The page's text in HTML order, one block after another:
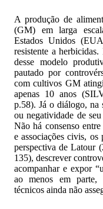
A produção de
(GM) em larga
Estados Unidos
resistente a
desse modelo
pautado por
com cultivos GM
apenas 10 anos
p.58). Já o diálogo, na
ou negatividade de
Não há consenso
e associações civis, os
perspectiva de Latour
135), descrever
acompanhar e expor
ao menos em parte,
técnicos ainda não